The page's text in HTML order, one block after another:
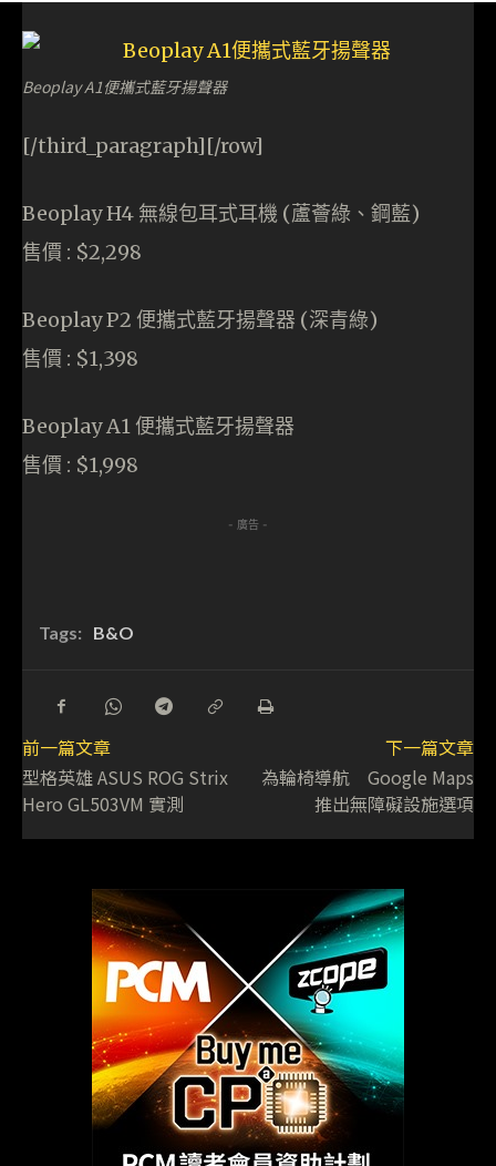
Beoplay A1便攜式藍牙揚聲器
[/third_paragraph][/row]
Beoplay H4 無線包耳式耳機 (蘆薈綠、鋼藍)
售價 : $2,298
Beoplay P2 便攜式藍牙揚聲器 (深青綠)
售價 : $1,398
Beoplay A1 便攜式藍牙揚聲器
售價 : $1,998
- 廣告 -
Tags: B&O
前一篇文章
型格英雄 ASUS ROG Strix
Hero GL503VM 實測
下一篇文章
為輪椅導航 Google Maps
推出無障礙設施選項